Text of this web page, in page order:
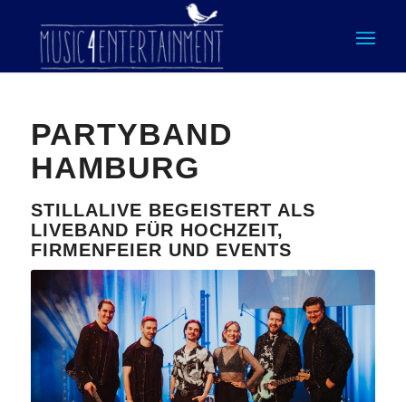
PARTYBAND
HAMBURG
STILLALIVE BEGEISTERT ALS
LIVEBAND FÜR HOCHZEIT,
FIRMENFEIER UND EVENTS